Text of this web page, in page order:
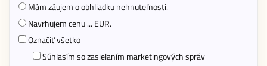
Mám záujem o obhliadku nehnuteľnosti.
Navrhujem cenu ... EUR.
Označiť všetko
Súhlasím so zasielaním marketingových správ